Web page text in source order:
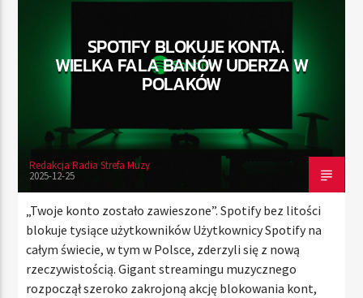
RADIO STREFA MUZY
SPOTIFY BLOKUJE KONTA.
WIELKA FALA BANÓW UDERZA W
POLAKÓW
Redakcja Radia Strefa Muzy
2025-12-25
„Twoje konto zostało zawieszone”. Spotify bez litości
blokuje tysiące użytkowników Użytkownicy Spotify na
całym świecie, w tym w Polsce, zderzyli się z nową
rzeczywistością. Gigant streamingu muzycznego
rozpoczął szeroko zakrojoną akcję blokowania kont,